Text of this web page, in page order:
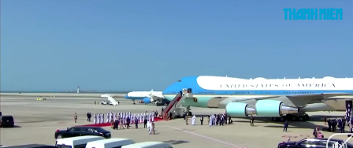
Chuyên mục
Chuyên mục khác
Tin đã lưu
Tin đã xem